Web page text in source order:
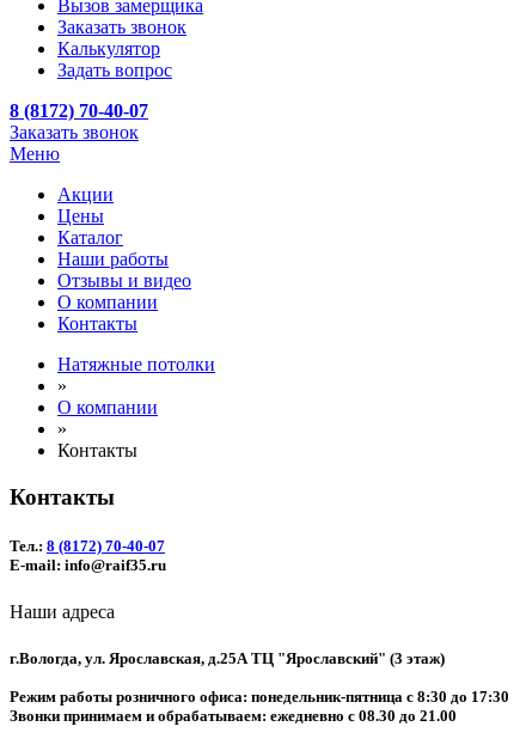
Вызов замерщика
Заказать звонок
Калькулятор
Задать вопрос
8 (8172) 70-40-07
Заказать звонок
Меню
Акции
Цены
Каталог
Наши работы
Отзывы и видео
О компании
Контакты
Натяжные потолки
»
О компании
»
Контакты
Контакты
Тел.: 8 (8172) 70-40-07
E-mail: info@raif35.ru
Наши адреса
г.Вологда, ул. Ярославская, д.25А ТЦ "Ярославский" (3 этаж)
Режим работы розничного офиса: понедельник-пятница с 8:30 до 17:30
Звонки принимаем и обрабатываем: ежедневно c 08.30 до 21.00